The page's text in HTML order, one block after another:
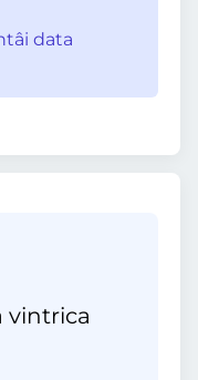
data
vintrica